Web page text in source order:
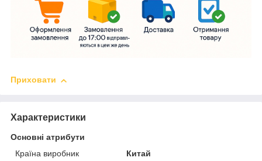
Приховати
Характеристики
Основні атрибути
Країна виробник
Китай